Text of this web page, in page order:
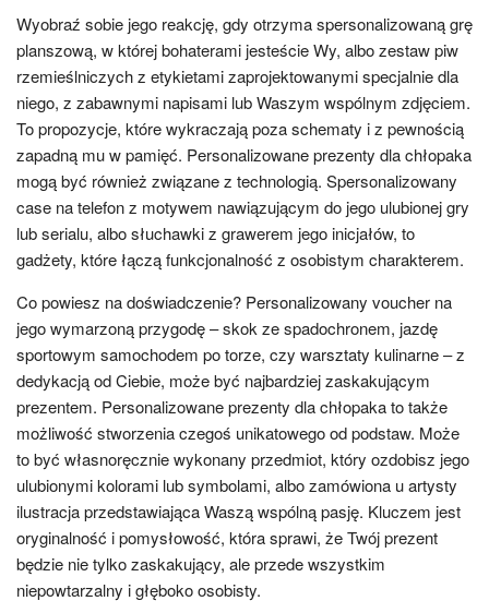
Wyobraź sobie jego reakcję, gdy otrzyma spersonalizowaną grę
planszową, w której bohaterami jesteście Wy, albo zestaw piw
rzemieślniczych z etykietami zaprojektowanymi specjalnie dla
niego, z zabawnymi napisami lub Waszym wspólnym zdjęciem.
To propozycje, które wykraczają poza schematy i z pewnością
zapadną mu w pamięć. Personalizowane prezenty dla chłopaka
mogą być również związane z technologią. Spersonalizowany
case na telefon z motywem nawiązującym do jego ulubionej gry
lub serialu, albo słuchawki z grawerem jego inicjałów, to
gadżety, które łączą funkcjonalność z osobistym charakterem.
Co powiesz na doświadczenie? Personalizowany voucher na
jego wymarzoną przygodę – skok ze spadochronem, jazdę
sportowym samochodem po torze, czy warsztaty kulinarne – z
dedykacją od Ciebie, może być najbardziej zaskakującym
prezentem. Personalizowane prezenty dla chłopaka to także
możliwość stworzenia czegoś unikatowego od podstaw. Może
to być własnoręcznie wykonany przedmiot, który ozdobisz jego
ulubionymi kolorami lub symbolami, albo zamówiona u artysty
ilustracja przedstawiająca Waszą wspólną pasję. Kluczem jest
oryginalność i pomysłowość, która sprawi, że Twój prezent
będzie nie tylko zaskakujący, ale przede wszystkim
niepowtarzalny i głęboko osobisty.